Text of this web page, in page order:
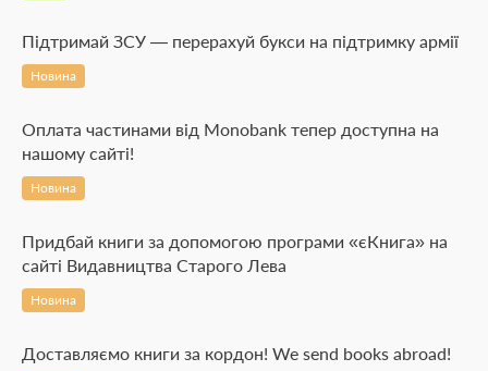
Підтримай ЗСУ — перерахуй букси на підтримку армії
Новина
Оплата частинами від Monobank тепер доступна на
нашому сайті!
Новина
Придбай книги за допомогою програми «єКнига» на
сайті Видавництва Старого Лева
Новина
Доставляємо книги за кордон! We send books abroad!